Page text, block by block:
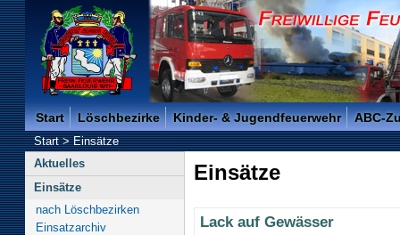
Freiwillige Feuerwehr der Kreisstadt Saarlouis -
Start Löschbezirke Kinder- & Jugendfeuerwehr ABC-
Start>Einsätze
Aktuelles
Einsätze
nach Löschbezirken
Einsatzarchiv
Einsätze
Lack auf Gewässer